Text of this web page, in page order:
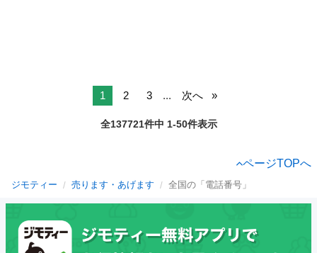
1 2 3 ... 次へ
全137721件中 1-50件表示
ページTOPへ
ジモティー 売ります・あげます 全国の「電話番号」